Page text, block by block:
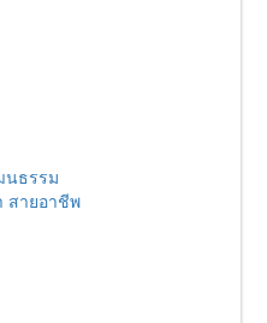
นธรรม
สายอาชีพ